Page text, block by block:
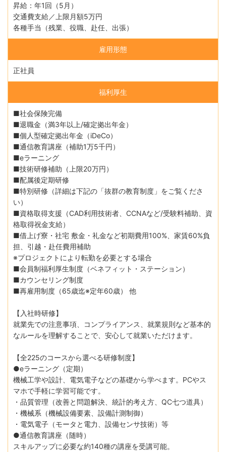
昇給：年1回（5月）
交通費支給／上限月額5万円
各種手当（残業、役職、赴任、出張）
雇用形態
正社員
福利厚生
■社会保険完備
■退職金（満3年以上/確定拠出年金）
■個人型確定拠出年金（iDeCo）
■通信教育講座（補助1万5千円）
■eラーニング
■技術研修補助（上限20万円）
■配属後定期研修
■特別研修（詳細は下記の「抜群の教育制度」をご覧くださ
い）
■資格取得支援（CAD利用技術者、CCNAなど/受験料補助、資
格取得祝金支給）
■借上げ寮・社宅 敷金・礼金など初期費用100%、家賃60%負
担、引越・赴任費用補助
※プロジェクトにより転勤を必要とする場合
■会員制福利厚生制度（ベネフィット・ステーション）
■カウンセリング制度
■再雇用制度（65歳迄※定年60歳） 他
【入社時研修】
就業先での注意事項、コンプライアンス、就業規則など基本的
なルールを理解することで、安心して就業いただけます。
【全225のコースから選べる研修制度】
●eラーニング（定期）
機械工学や設計、電気電子などの基礎から学べます。PCやス
マホで手軽に学習可能です。
・品質管理（改善と問題解決、統計的考え方、QC七つ道具）
・機械系（機械設備要素、設備計測制御）
・電気電子（モータと電力、設備センサ技術）等
●通信教育講座（随時）
スキルアップに必要な約140種の講座を受講可能。